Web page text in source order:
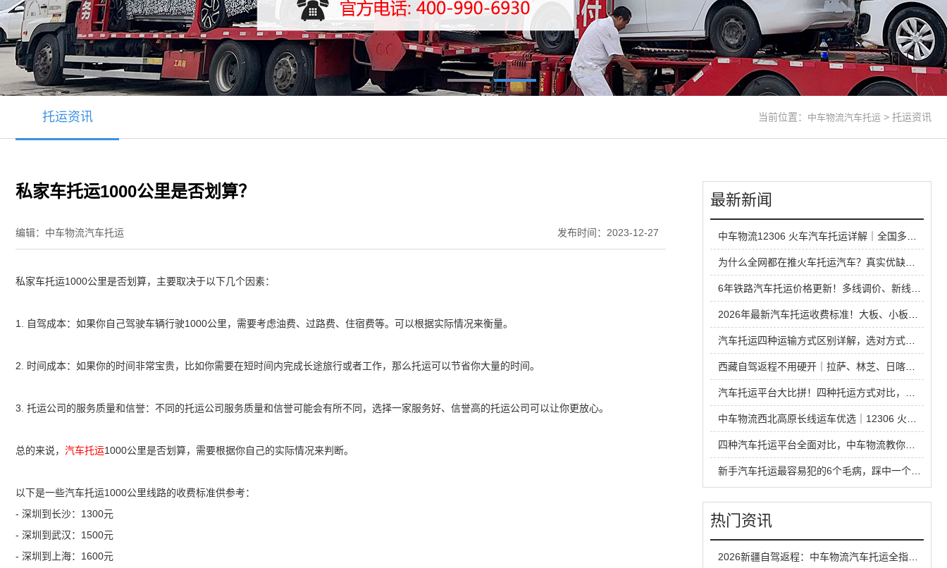
托运资讯 当前位置： 中车物流汽车托运 > 托运资讯
私家车托运1000公里是否划算？
编辑：中车物流汽车托运 发布时间：2023-12-27
私家车托运1000公里是否划算，主要取决于以下几个因素：
1. 自驾成本：如果你自己驾驶车辆行驶1000公里，需要考虑油费、过路费、住宿费等。可以根据实际情况来衡量。
2. 时间成本：如果你的时间非常宝贵，比如你需要在短时间内完成长途旅行或者工作，那么托运可以节省你大量的时间。
3. 托运公司的服务质量和信誉：不同的托运公司服务质量和信誉可能会有所不同，选择一家服务好、信誉高的托运公司可以让你更放心。
总的来说， 汽车托运1000公里是否划算，需要根据你自己的实际情况来判断。
以下是一些汽车托运1000公里线路的收费标准供参考：
- 深圳到长沙：1300元
- 深圳到武汉：1500元
- 深圳到上海：1600元
最新新闻
热门资讯